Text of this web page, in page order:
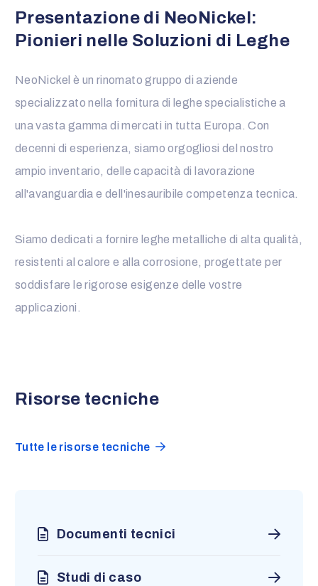
Presentazione di NeoNickel:
Pionieri nelle Soluzioni di Leghe
NeoNickel è un rinomato gruppo di aziende
specializzato nella fornitura di leghe specialistiche a
una vasta gamma di mercati in tutta Europa. Con
decenni di esperienza, siamo orgogliosi del nostro
ampio inventario, delle capacità di lavorazione
all'avanguardia e dell'inesauribile competenza tecnica.
Siamo dedicati a fornire leghe metalliche di alta qualità,
resistenti al calore e alla corrosione, progettate per
soddisfare le rigorose esigenze delle vostre
applicazioni.
Risorse tecniche
Tutte le risorse tecniche
Documenti tecnici
Studi di caso